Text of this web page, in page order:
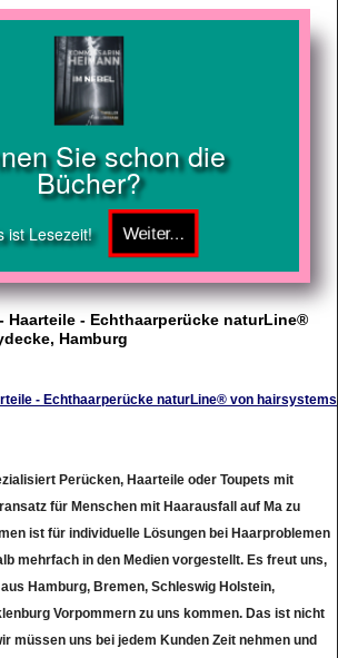
Sie schon die
Bücher?
ist Lesezeit!
Haarteile - Echthaarperücke naturLine®
Hamburg
- Echthaarperücke naturLine® von hairsystems
Perücken, Haarteile oder Toupets mit
für Menschen mit Haarausfall auf Ma zu
ist für individuelle Lösungen bei Haarproblemen
mehrfach in den Medien vorgestellt. Es freut uns,
Hamburg, Bremen, Schleswig Holstein,
Vorpommern zu uns kommen. Das ist nicht
müssen uns bei jedem Kunden Zeit nehmen und